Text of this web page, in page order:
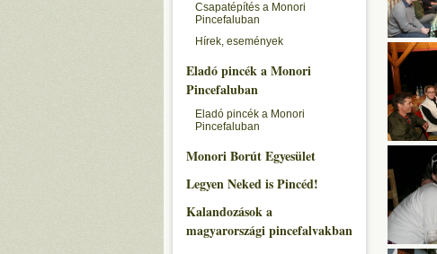
Csapatépítés a Monori
Pincefaluban
Hírek, események
Eladó pincék a Monori
Pincefaluban
Eladó pincék a Monori
Pincefaluban
Monori Borút Egyesület
Legyen Neked is Pincéd!
Kalandozások a
magyarországi pincefalvakban